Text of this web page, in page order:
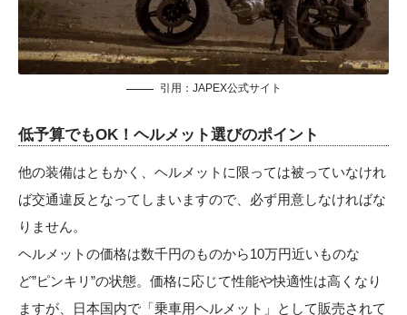
引用： JAPEX公式サイト
低予算でもOK！ヘルメット選びのポイント
他の装備はともかく、ヘルメットに限っては被っていなけれ
ば交通違反となってしまいますので、必ず用意しなければな
りません。
ヘルメットの価格は数千円のものから10万円近いものな
ど”ピンキリ”の状態。価格に応じて性能や快適性は高くなり
ますが、日本国内で「乗車用ヘルメット」として販売されて